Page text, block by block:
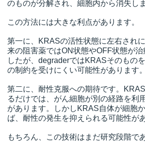
のものが分解され、細胞内から消失しま
この方法には大きな利点があります。
第一に、KRASの活性状態に左右され
来の阻害薬ではON状態やOFF状態が治
したが、degraderではKRASそのもの
の制約を受けにくい可能性があります。
第二に、耐性克服への期待です。
るだけでは、がん細胞が別の経路を利
があります。しかしKRAS自体が細胞
ば、耐性の発生を抑えられる可能性が
もちろん、この技術はまだ研究段階で